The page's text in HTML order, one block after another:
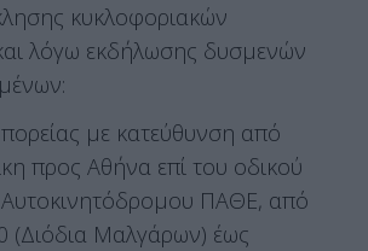
κυκλοφοριακών
λόγω εκδήλωσης δυσμενών
με κατεύθυνση από
προς Αθήνα επί του οδικού
ΠΑΘΕ, από
(Διόδια Μαλγάρων) έως